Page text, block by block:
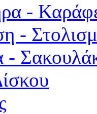
-
-
-